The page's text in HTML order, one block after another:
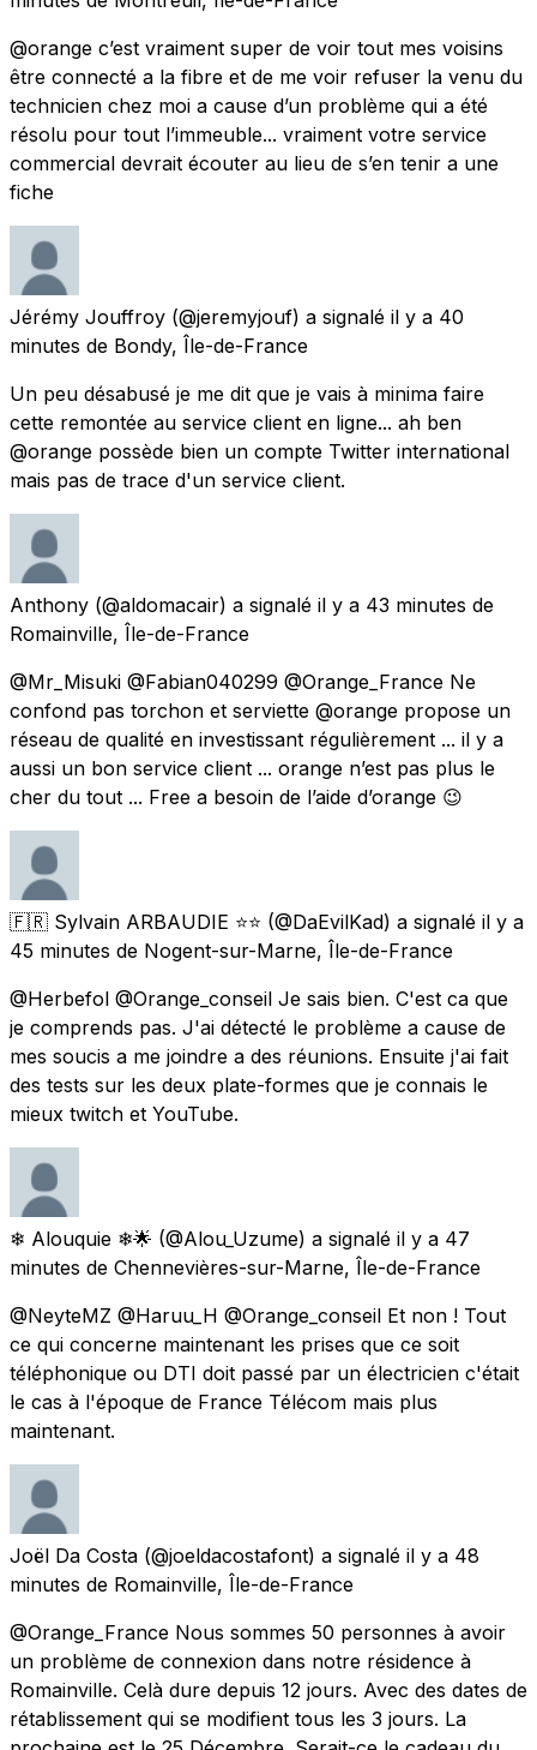
@orange c’est vraiment super de voir tout mes voisins
être connecté a la fibre et de me voir refuser la venu du
technicien chez moi a cause d’un problème qui a été
résolu pour tout l’immeuble... vraiment votre service
commercial devrait écouter au lieu de s’en tenir a une
fiche
Jérémy Jouffroy (@jeremyjouf) a signalé il y a 40
minutes de Bondy, Île-de-France
Un peu désabusé je me dit que je vais à minima faire
cette remontée au service client en ligne... ah ben
@orange possède bien un compte Twitter international
mais pas de trace d'un service client.
Anthony (@aldomacair) a signalé il y a 43 minutes de
Romainville, Île-de-France
@Mr_Misuki @Fabian040299 @Orange_France Ne
confond pas torchon et serviette @orange propose un
réseau de qualité en investissant régulièrement ... il y a
aussi un bon service client ... orange n’est pas plus le
cher du tout ... Free a besoin de l’aide d’orange 😉
🇫🇷 Sylvain ARBAUDIE ⭐⭐ (@DaEvilKad) a signalé il y a
45 minutes de Nogent-sur-Marne, Île-de-France
@Herbefol @Orange_conseil Je sais bien. C'est ca que
je comprends pas. J'ai détecté le problème a cause de
mes soucis a me joindre a des réunions. Ensuite j'ai fait
des tests sur les deux plate-formes que je connais le
mieux twitch et YouTube.
❄ Alouquie ❄🌟 (@Alou_Uzume) a signalé il y a 47
minutes de Chennevières-sur-Marne, Île-de-France
@NeyteMZ @Haruu_H @Orange_conseil Et non ! Tout
ce qui concerne maintenant les prises que ce soit
téléphonique ou DTI doit passé par un électricien c'était
le cas à l'époque de France Télécom mais plus
maintenant.
Joël Da Costa (@joeldacostafont) a signalé il y a 48
minutes de Romainville, Île-de-France
@Orange_France Nous sommes 50 personnes à avoir
un problème de connexion dans notre résidence à
Romainville. Celà dure depuis 12 jours. Avec des dates de
rétablissement qui se modifient tous les 3 jours. La